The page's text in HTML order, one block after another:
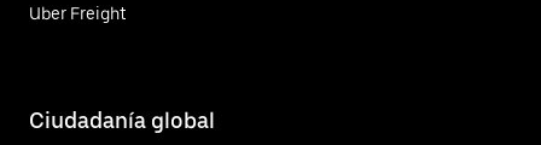
Uber Freight
Ciudadanía global